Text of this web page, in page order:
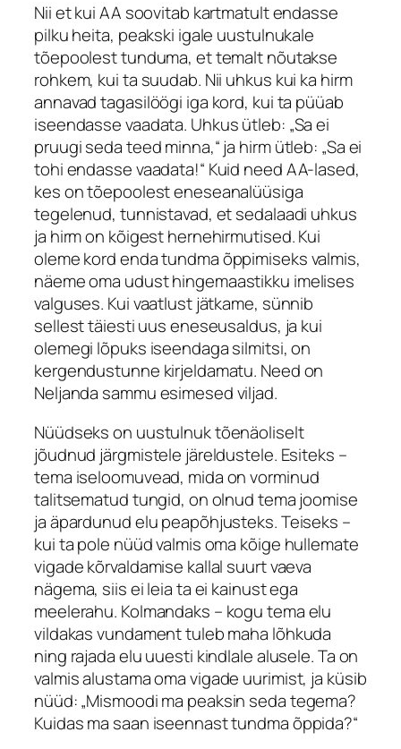
Nii et kui AA soovitab kartmatult endasse
pilku heita, peakski igale uustulnukale
tõepoolest tunduma, et temalt nõutakse
rohkem, kui ta suudab. Nii uhkus kui ka hirm
annavad tagasilöögi iga kord, kui ta püüab
iseendasse vaadata. Uhkus ütleb: „Sa ei
pruugi seda teed minna,“ ja hirm ütleb: „Sa ei
tohi endasse vaadata!“ Kuid need AA-lased,
kes on tõepoolest eneseanalüüsiga
tegelenud, tunnistavad, et sedalaadi uhkus
ja hirm on kõigest hernehirmutised. Kui
oleme kord enda tundma õppimiseks valmis,
näeme oma udust hingemaastikku imelises
valguses. Kui vaatlust jätkame, sünnib
sellest täiesti uus eneseusaldus, ja kui
olemegi lõpuks iseendaga silmitsi, on
kergendustunne kirjeldamatu. Need on
Neljanda sammu esimesed viljad.
Nüüdseks on uustulnuk tõenäoliselt
jõudnud järgmistele järeldustele. Esiteks –
tema iseloomuvead, mida on vorminud
talitsematud tungid, on olnud tema joomise
ja äpardunud elu peapõhjusteks. Teiseks –
kui ta pole nüüd valmis oma kõige hullemate
vigade kõrvaldamise kallal suurt vaeva
nägema, siis ei leia ta ei kainust ega
meelerahu. Kolmandaks – kogu tema elu
vildakas vundament tuleb maha lõhkuda
ning rajada elu uuesti kindlale alusele. Ta on
valmis alustama oma vigade uurimist, ja küsib
nüüd: „Mismoodi ma peaksin seda tegema?
Kuidas ma saan iseennast tundma õppida?“